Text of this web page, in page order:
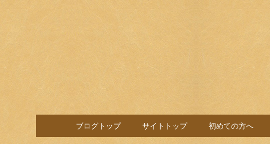
目黒ほろよい党
コンテンツへ移動
ブログトップ サイトトップ 初めての方へ